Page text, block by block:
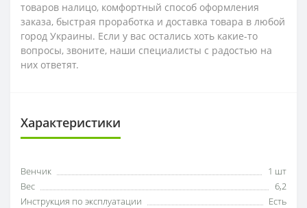
товаров налицо, комфортный способ оформления
заказа, быстрая проработка и доставка товара в любой
город Украины. Если у вас остались хоть какие-то
вопросы, звоните, наши специалисты с радостью на
них ответят.
Характеристики
Венчик
1 шт
Вес
6,2
Инструкция по эксплуатации
Есть